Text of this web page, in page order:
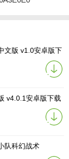
文版 v1.0安卓版下
v4.0.1安卓版下载
队科幻战术